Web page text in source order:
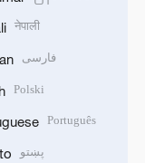
नेपाली
فارسی
Polski
Português
پښتو